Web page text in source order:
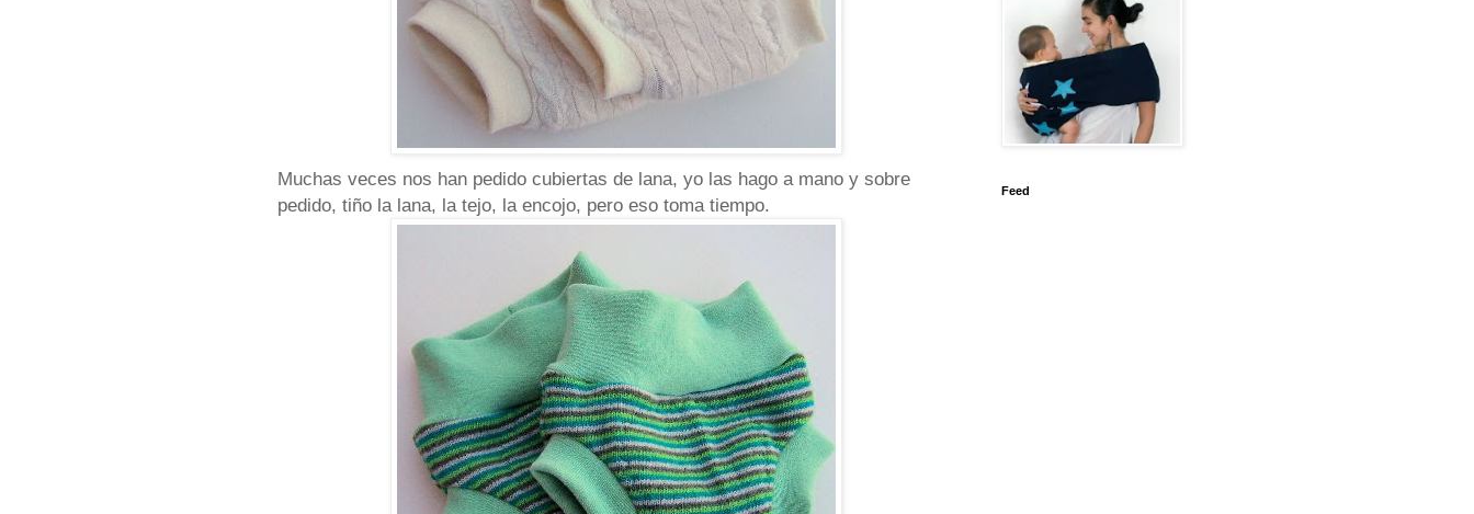
Muchas veces nos han pedido cubiertas de lana, yo las hago a mano y sobre
pedido, tiño la lana, la tejo, la encojo, pero eso toma tiempo.
Feed